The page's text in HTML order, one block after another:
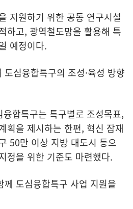
지원하기 위한 공동 연구시설
하고, 광역철도망을 활용해 특
예정이다.
심융합특구의 조성·육성 방향
합특구는 특구별로 조성목표,
획을 제시하는 한편, 혁신 잠재
50만 이상 지방 대도시 등으
정을 위한 기준도 마련했다.
께 도심융합특구 사업 지원을